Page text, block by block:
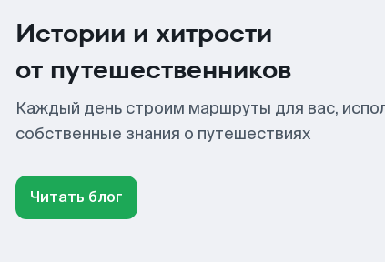
Истории и хитрости
от путешественников
Каждый день строим маршруты для вас,
собственные знания о путешествиях
Читать блог